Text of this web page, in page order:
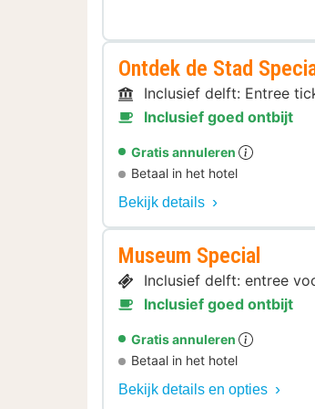
Ontdek de Stad
Inclusief delft: Entree
Inclusief goed ontbijt
Gratis annuleren
Betaal in het hotel
Bekijk details
Museum Special
Inclusief delft: entree
Inclusief goed ontbijt
Gratis annuleren
Betaal in het hotel
Bekijk details en opties